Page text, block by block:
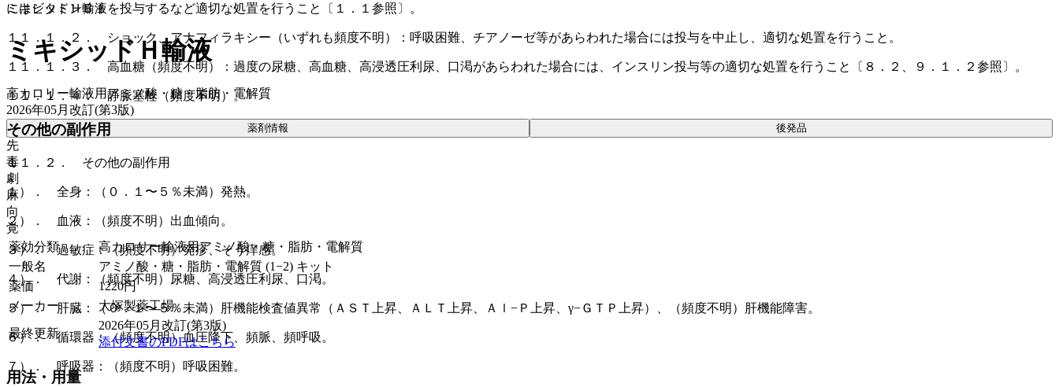
にはビタミンＢ１を投与するなど適切な処置を行うこと〔１．１参照〕。
１１．１．２． ショック、アナフィラキシー（いずれも頻度不明）：呼吸困難、チアノーゼ等があらわれた場合には投与を中止し、適切な処置を行うこと。
１１．１．３． 高血糖（頻度不明）：過度の尿糖、高血糖、高浸透圧利尿、口渇があらわれた場合には、インスリン投与等の適切な処置を行うこと〔８．２、９．１．２参照〕。
１１．１．４． 静脈塞栓（頻度不明）。
その他の副作用
１１．２． その他の副作用
１）． 全身：（０．１〜５％未満）発熱。
２）． 血液：（頻度不明）出血傾向。
３）． 過敏症：（頻度不明）発疹、そう痒感。
４）． 代謝：（頻度不明）尿糖、高浸透圧利尿、口渇。
５）． 肝臓：（０．１〜５％未満）肝機能検査値異常（ＡＳＴ上昇、ＡＬＴ上昇、Ａｌ−Ｐ上昇、γ−ＧＴＰ上昇）、（頻度不明）肝機能障害。
６）． 循環器：（頻度不明）血圧降下、頻脈、頻呼吸。
７）． 呼吸器：（頻度不明）呼吸困難。
ミキシッドＨ輸液
ミキシッドＨ輸液
高カロリー輸液用アミノ酸・糖・脂肪・電解質
2026年05月改訂(第3版)
薬剤情報 後発品
先
毒
劇
麻
向
覚
薬効分類
高カロリー輸液用アミノ酸・糖・脂肪・電解質
一般名
アミノ酸・糖・脂肪・電解質 (1−2) キット
薬価
1220円
メーカー
大塚製薬工場
最終更新
2026年05月改訂(第3版)
添付文書のPDFはこちら
用法・用量